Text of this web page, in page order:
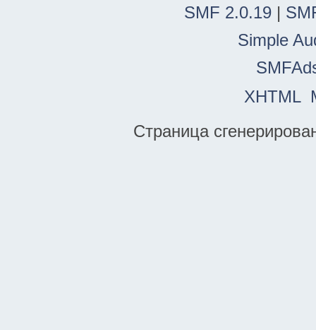
SMF 2.0.19 |
Simple
XHTML
Страница